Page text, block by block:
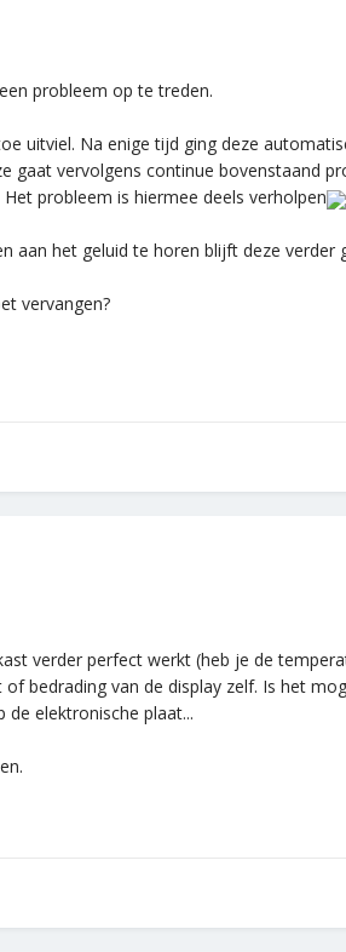
probleem op te treden.
uitviel. Na enige tijd ging deze
gaat vervolgens continue bovenstaand
probleem is hiermee deels verholpen
aan het geluid te horen blijft deze verder
vervangen?
verder perfect werkt (heb je de
bedrading van de display zelf. Is het
elektronische plaat...